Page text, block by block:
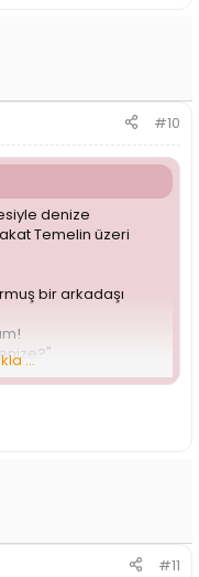
#10
denize
Temelin üzeri
bir arkadaşı
söndüreyim
...
#11